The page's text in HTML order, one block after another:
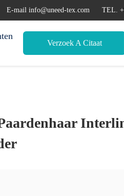
E-mail info@uneed-tex.com TEL.
Verzoek A Citaat